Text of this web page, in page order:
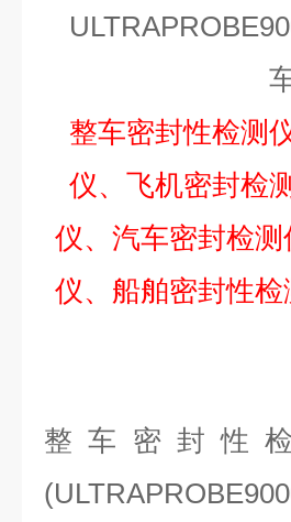
整车密封性检测
仪、飞机密封检
仪、汽车密封检
仪、船舶密封性
整车密封性